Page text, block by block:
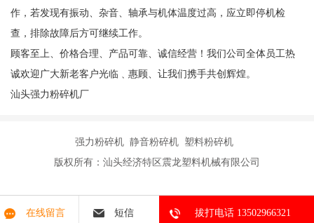
作，若发现有振动、杂音、轴承与机体温度过高，应立即停机检
查，排除故障后方可继续工作。
顾客至上、价格合理、产品可靠、诚信经营！我们公司全体员工热
诚欢迎广大新老客户光临﹑惠顾、让我们携手共创辉煌。
汕头强力粉碎机厂
强力粉碎机 静音粉碎机 塑料粉碎机
版权所有：汕头经济特区震龙塑料机械有限公司
在线留言 短信 拔打电话 13502966321